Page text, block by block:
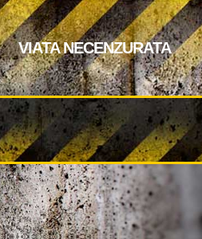
VIATA NECENZURATA